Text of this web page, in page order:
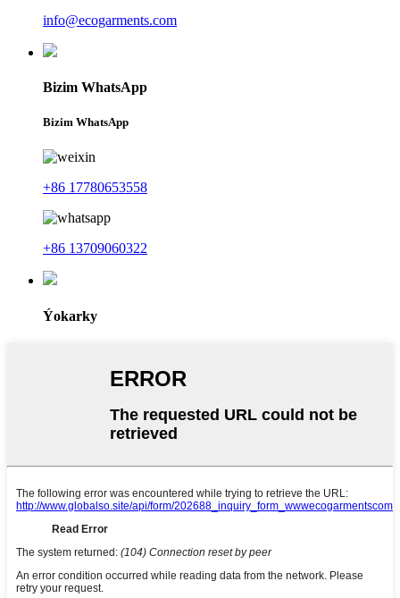
info@ecogarments.com
Bizim WhatsApp
Bizim WhatsApp
+86 17780653558
+86 13709060322
Ýokarky